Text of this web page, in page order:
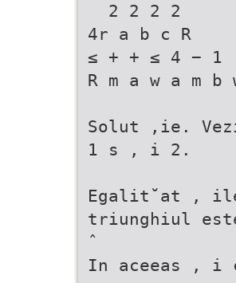
  2 2 2 2  
4r a b c R
≤ + + ≤ 4 − 1
R m a w a m
Solut ,ie.
1 s , i 2.
Egalit˘at , ile
triunghiul
ˆ
In aceeas , i